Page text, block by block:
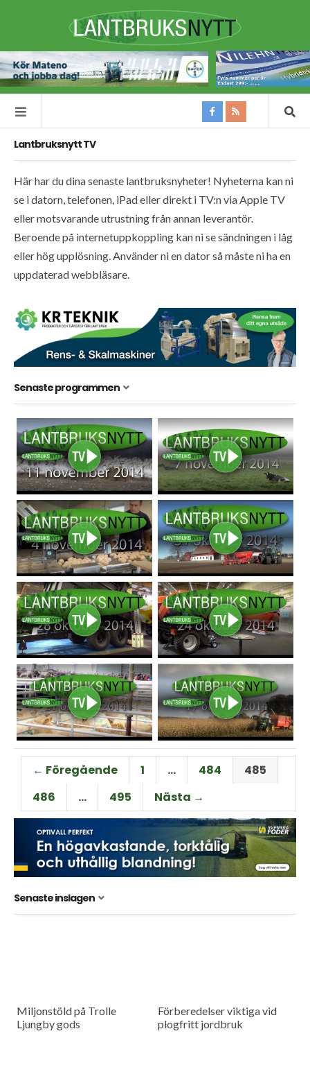
Lantbruksnytt TV
Här har du dina senaste lantbruksnyheter! Nyheterna kan ni
se i datorn, telefonen, iPad eller direkt i TV:n via Apple TV
eller motsvarande utrustning från annan leverantör.
Beroende på internetuppkoppling kan ni se sändningen i låg
eller hög upplösning. Använder ni en dator så måste ni ha en
uppdaterad webbläsare.
Senaste programmen
← Föregående 1 … 484
485
486
… 495 Nästa →
Senaste inslagen
Miljonstöld på Trolle
Ljungby gods
Förberedelser viktiga vid
plogfritt jordbruk